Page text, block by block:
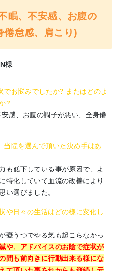
眠、不安感、お腹の
倦怠感、肩こり)
様
でお悩みでしたか? またはどのよ
?
感、お腹の調子が悪い、全身倦
当院を選んで頂いた決め手はあ
も低下している事が原因で、よ
特化していて血流の改善により
い選びました。
や日々の生活はどの様に変化し
憂うつでやる気も起こらなかっ
や、アドバイスのお陰で症状が
間も前向きに行動出来る様にな